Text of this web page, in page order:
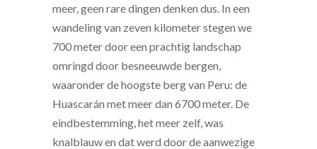
meer, geen rare dingen denken dus. In een
wandeling van zeven kilometer stegen we
700 meter door een prachtig landschap
omringd door besneeuwde bergen,
waaronder de hoogste berg van Peru: de
Huascarán met meer dan 6700 meter. De
eindbestemming, het meer zelf, was
knalblauw en dat werd door de aanwezige